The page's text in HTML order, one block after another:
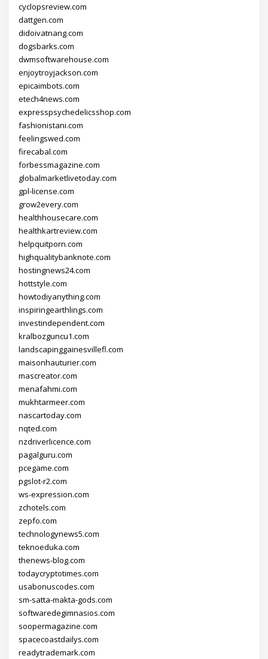
cyclopsreview.com
dattgen.com
didoivatnang.com
dogsbarks.com
dwmsoftwarehouse.com
enjoytroyjackson.com
epicaimbots.com
etech4news.com
expresspsychedelicsshop.com
fashionistani.com
feelingswed.com
firecabal.com
forbessmagazine.com
globalmarketlivetoday.com
gpl-license.com
grow2every.com
healthhousecare.com
healthkartreview.com
helpquitporn.com
highqualitybanknote.com
hostingnews24.com
hottstyle.com
howtodiyanything.com
inspiringearthlings.com
investindependent.com
kralbozguncu1.com
landscapinggainesvillefl.com
maisonhauturier.com
mascreator.com
menafahmi.com
mukhtarmeer.com
nascartoday.com
nqted.com
nzdriverlicence.com
pagalguru.com
pcegame.com
pgslot-r2.com
ws-expression.com
zchotels.com
zepfo.com
technologynews5.com
teknoeduka.com
thenews-blog.com
todaycryptotimes.com
usabonuscodes.com
sm-satta-makta-gods.com
softwaredegimnasios.com
soopermagazine.com
spacecoastdailys.com
readytrademark.com